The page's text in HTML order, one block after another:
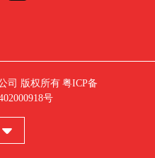
司 版权所有 粤ICP备
号